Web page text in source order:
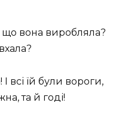
вона виробляла?
І всі їй були вороги,
та й годі!